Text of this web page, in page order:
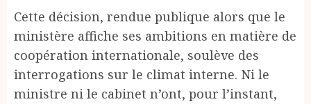
Cette décision, rendue publique alors que le
ministère affiche ses ambitions en matière de
coopération internationale, soulève des
interrogations sur le climat interne. Ni le
ministre ni le cabinet n’ont, pour l’instant,